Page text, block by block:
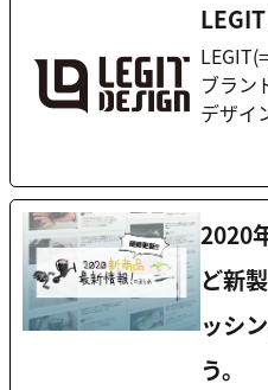
ブラン
デザイ
2020
ど新
ッシ
う。